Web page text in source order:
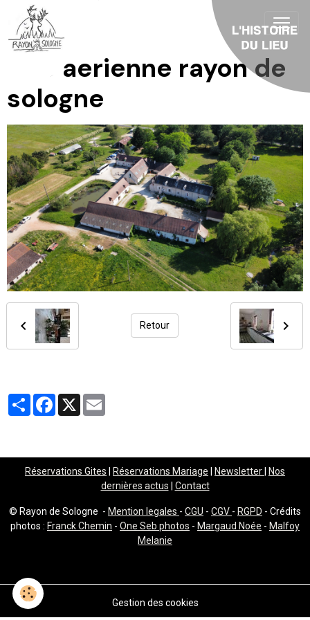
Vue aerienne rayon de
sologne
Retour
PartagerFacebook
X
Réservations Gites Réservations Mariage Newsletter
Nos
dernières actus
Contact
© Rayon de Sologne - Mention legales - CGU - CGV - RGPD - Crédits
photos : Franck Chemin - One Seb photos - Margaud Noée - Malfoy
Melanie
Gestion des cookies